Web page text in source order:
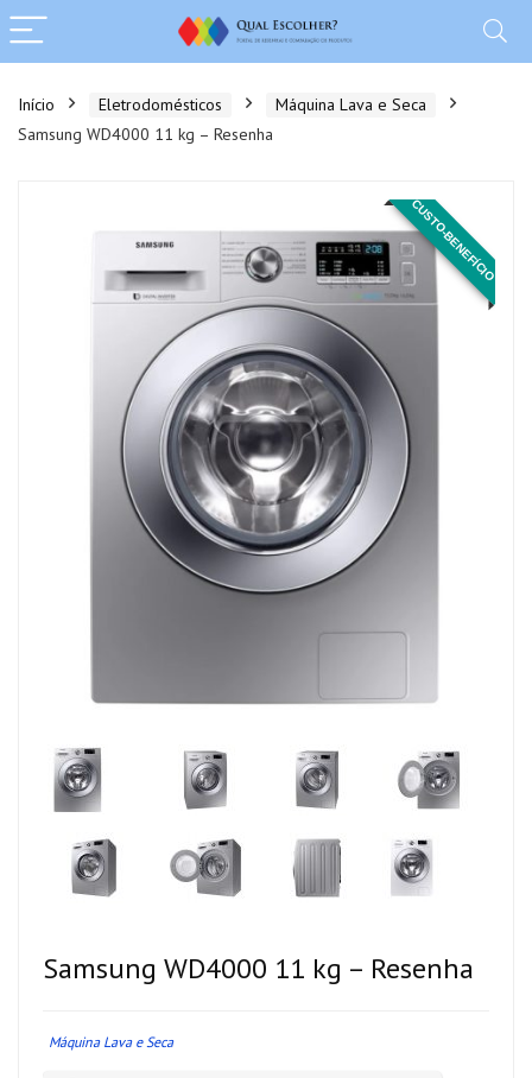
Início Eletrodomésticos
Máquina Lava e Seca
Samsung WD4000 11 kg – Resenha
CUSTO-BENEFÍCIO
Samsung WD4000 11 kg – Resenha
Máquina Lava e Seca